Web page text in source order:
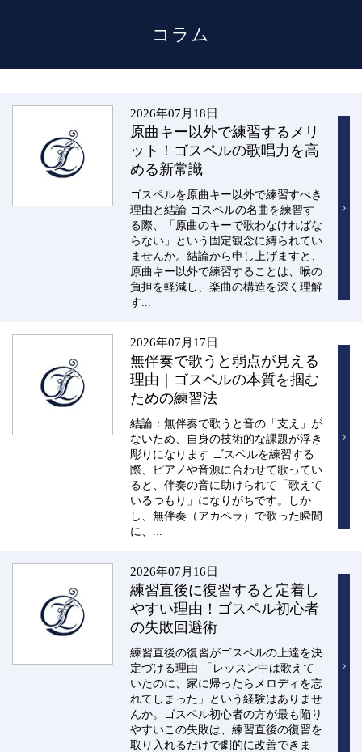
コラム
2026年07月18日
原曲キー以外で練習するメリ
ット！ゴスペルの歌唱力を高
める新常識
ゴスペルを原曲キー以外で練習すべき
理由と結論 ゴスペルの名曲を練習す
る際、「原曲のキーで歌わなければな
らない」という固定観念に縛られてい
ませんか。結論から申し上げますと、
原曲キー以外で練習することは、喉の
負担を軽減し、楽曲の構造を深く理解
す...
2026年07月17日
無伴奏で歌うと弱点が見える
理由｜ゴスペルの本質を掴む
ための練習法
結論：無伴奏で歌うと音の「支え」が
ないため、自身の技術的な課題が浮き
彫りになります ゴスペルを練習する
際、ピアノや音源に合わせて歌ってい
ると、伴奏の音に助けられて「歌えて
いるつもり」になりがちです。しか
し、無伴奏（アカペラ）で歌った瞬間
に、...
2026年07月16日
練習直後に復習すると定着し
やすい理由！ゴスペル初心者
の失敗回避術
練習直後の復習がゴスペルの上達を決
定づける理由 「レッスン中は歌えて
いたのに、家に帰ったらメロディを忘
れてしまった」という経験はありませ
んか。ゴスペル初心者の方が最も陥り
やすいこの失敗は、練習直後の復習を
取り入れるだけで劇的に改善できま